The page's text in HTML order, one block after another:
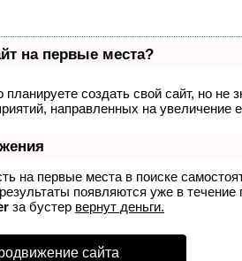
на первые места?
создать свой сайт, но не
направленных на увеличение
на первые места в поиске
появляются уже в
за бустер вернут деньги.
сайта